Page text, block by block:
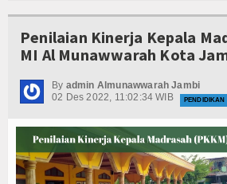
Memanfaatkan Waktu
Wisuda Tahfidz
Malam 1 Muharram di
MI Al Munawwarah
Workshop Implementasi
MI dan MTs Al
Memaknai dengan
Penilaian Kinerja Kepala
MI Al Munawwarah Kota
By admin Almunawwarah Jambi
02 Des 2022, 11:02:34 WIB
PENDIDIKAN